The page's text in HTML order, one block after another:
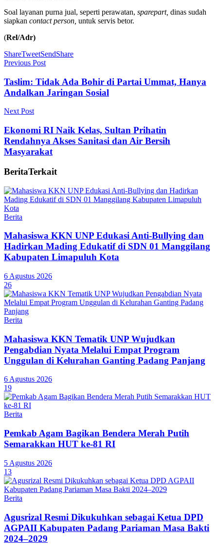
Soal layanan purna jual, seperti perawatan, sparepart, dinas sudah
siapkan contact person, untuk servis betor.
(Rel/Adr)
ShareTweetSendShare
Previous Post
Taslim: Tidak Ada Bohir di Partai Ummat, Hanya
Andalkan Jaringan Sosial
Next Post
Ekonomi RI Naik Kelas, Sultan Prihatin
Rendahnya Akses Sanitasi dan Air Bersih
Masyarakat
BeritaTerkait
Berita
Mahasiswa KKN UNP Edukasi Anti-Bullying dan
Hadirkan Mading Edukatif di SDN 01 Manggilang
Kabupaten Limapuluh Kota
6 Agustus 2026
26
Berita
Mahasiswa KKN Tematik UNP Wujudkan
Pengabdian Nyata Melalui Empat Program
Unggulan di Kelurahan Ganting Padang Panjang
6 Agustus 2026
19
Berita
Pemkab Agam Bagikan Bendera Merah Putih
Semarakkan HUT ke-81 RI
5 Agustus 2026
13
Berita
Agusrizal Resmi Dikukuhkan sebagai Ketua DPD
AGPAII Kabupaten Padang Pariaman Masa Bakti
2024–2029